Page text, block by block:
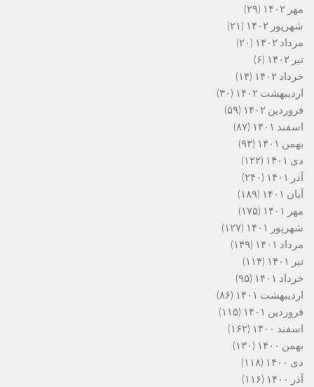
مهر ۱۴۰۲
(۲۹)
شهریور ۱۴۰۲
(۲۱)
مرداد ۱۴۰۲
(۲۰)
تیر ۱۴۰۲
(۶)
خرداد ۱۴۰۲
(۱۴)
اردیبهشت ۱۴۰۲
(۳۰)
فروردین ۱۴۰۲
(۵۹)
اسفند ۱۴۰۱
(۸۷)
بهمن ۱۴۰۱
(۹۳)
دی ۱۴۰۱
(۱۲۲)
آذر ۱۴۰۱
(۲۴۰)
آبان ۱۴۰۱
(۱۸۹)
مهر ۱۴۰۱
(۱۷۵)
شهریور ۱۴۰۱
(۱۲۷)
مرداد ۱۴۰۱
(۱۴۹)
تیر ۱۴۰۱
(۱۱۴)
خرداد ۱۴۰۱
(۹۵)
اردیبهشت ۱۴۰۱
(۸۶)
فروردین ۱۴۰۱
(۱۱۵)
اسفند ۱۴۰۰
(۱۶۲)
بهمن ۱۴۰۰
(۱۳۰)
دی ۱۴۰۰
(۱۱۸)
آذر ۱۴۰۰
(۱۱۶)